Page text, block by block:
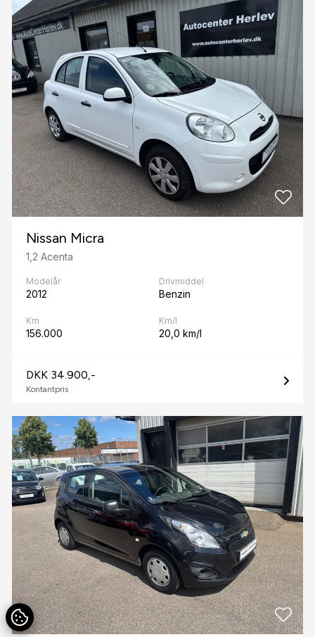
Nissan Micra
1,2 Acenta
Modelår
2012
Drivmiddel
Benzin
Km
156.000
Km/l
20,0 km/l
DKK 34.900,-
Kontantpris